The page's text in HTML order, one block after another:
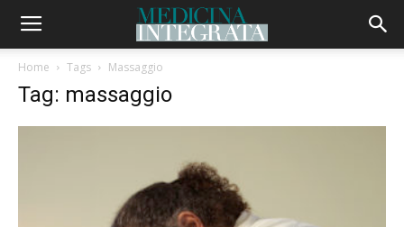
Home Tags Massaggio
Tag: massaggio